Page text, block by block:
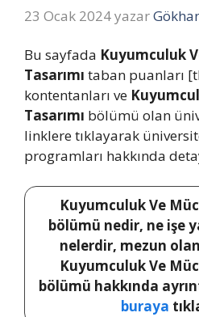
23 Ocak 2024yazar
Bu sayfada Kuyumculuk
Tasarımı taban puanları
kontentanları ve
Tasarımı bölümü olan
linklere tıklayarak
programları hakkında
Kuyumculuk Ve
bölümü nedir, ne işe
nelerdir, mezun
Kuyumculuk Ve
bölümü hakkında
buraya